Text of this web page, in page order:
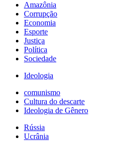
Amazônia
Corrupção
Economia
Esporte
Justiça
Política
Sociedade
Ideologia
comunismo
Cultura do descarte
Ideologia de Gênero
Rússia
Ucrânia